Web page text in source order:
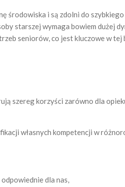
środowiska i są zdolni do
starszej wymaga bowiem dużej
seniorów, co jest kluczowe w
szereg korzyści zarówno dla
własnych kompetencji w
dla nas,